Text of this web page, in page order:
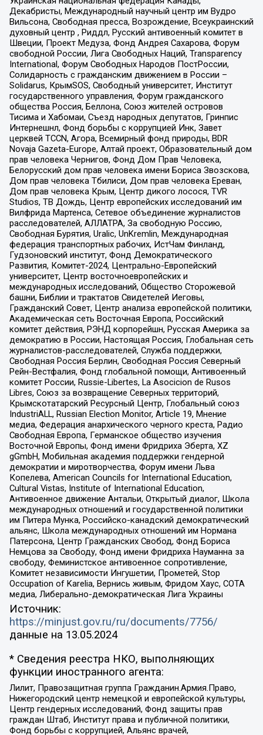
Декабристы, Международный научный центр им Вудро
Вильсона, Свободная пресса, Возрождение, Всеукраинский
духовный центр , Риддл, Русский антивоенный комитет в
Швеции, Проект Медуза, Фонд Андрея Сахарова, Форум
свободной России, Лига Свободных Наций, Transparеncy
International, Форум Свободных Народов ПостРоссии,
Солидарность с гражданским движением в России –
Solidarus, КрымSOS, Свободный университет, Институт
государственного управления, Форум гражданского
общества Россия, Беллона, Союз жителей островов
Тисима и Хабомаи, Съезд народных депутатов, Гринпис
Интернешнл, Фонд борьбы с коррупцией Инк, Завет
церквей TCCN, Агора, Всемирный фонд природы, BDR
Novaja Gazeta-Europe, Алтай проект, Образовательный дом
прав человека Чернигов, Фонд Дом Прав Человека,
Белорусский дом прав человека имени Бориса Звозскова,
Дом прав человека Тбилиси, Дом прав человека Ереван,
Дом прав человека Крым, Центр дикого лосося, TVR
Studios, ТВ Дождь, Центр европейских исследований им
Вилфрида Мартенса, Сетевое объединение журналистов
расследователей, АЛЛАТРА, За свободную Россию,
Свободная Бурятия, Uralic, UnKremlin, Международная
федерация транспортных рабочих, ИстЧам Финланд,
Гудзоновский институт, Фонд Демократического
Развития, Комитет-2024, Центрально-Европейский
университет, Центр восточноевропейских и
международных исследований, Общество Сторожевой
башни, Библии и трактатов Свидетелей Иеговы,
Гражданский Совет, Центр анализа европейской политики,
Академическая сеть Восточная Европа, Российский
комитет действия, РЭНД корпорейшн, Русская Америка за
демократию в России, Настоящая Россия, Глобальная сеть
журналистов-расследователей, Служба поддержки,
Свободная Россия Берлин, Свободная Россия Северный
Рейн-Вестфалия, Фонд глобальной помощи, Антивоенный
комитет России, Russie-Libertes, La Asocicion de Rusos
Libres, Союз за возвращение Северных территорий,
Крымскотатарский Ресурсный Центр, Глобальный союз
IndustriALL, Russian Election Monitor, Article 19, Мнение
медиа, Федерация анархического черного креста, Радио
Свободная Европа, Германское общество изучения
Восточной Европы, Фонд имени Фридриха Эберта, XZ
gGmbH, Мобильная академия поддержки гендерной
демократии и миротворчества, Форум имени Льва
Копелева, American Councils for International Education,
Cultural Vistas, Institute of International Education,
Антивоенное движение Антальи, Открытый диалог, Школа
международных отношений и государственной политики
им Питера Мунка, Российско-канадский демократический
альянс, Школа международных отношений им Нормана
Патерсона, Центр Гражданских Свобод, Фонд Бориса
Немцова за Свободу, Фонд имени Фридриха Науманна за
свободу, Феминистское антивоенное сопротивление,
Комитет независимости Ингушетии, Прометей, Stop
Occupation of Karelia, Вернись живым, Фридом Хаус, СОТА
медиа, Либерально-демократическая Лига Украины
Источник:
https://minjust.gov.ru/ru/documents/7756/
данные на 13.05.2024
* Сведения реестра НКО, выполняющих
функции иностранного агента:
Лилит, Правозащитная группа Гражданин.Армия.Право,
Нижегородский центр немецкой и европейской культуры,
Центр гендерных исследований, Фонд защиты прав
граждан Штаб, Институт права и публичной политики,
Фонд борьбы с коррупцией, Альянс врачей,